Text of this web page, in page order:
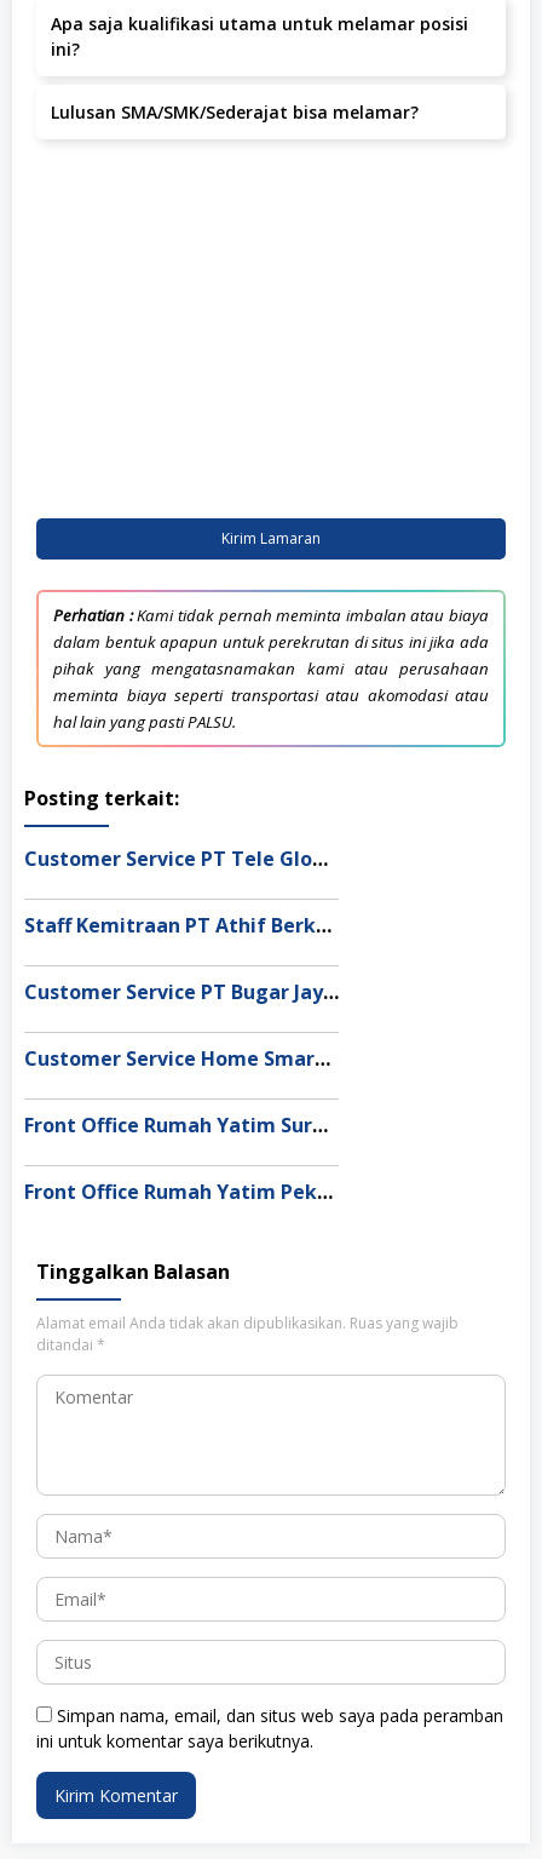
Apa saja kualifikasi utama untuk melamar posisi
ini?
pengalaman di bidang customer service adalah nilai
Lulusan SMA/SMK/Sederajat bisa melamar?
Kirim Lamaran
Perhatian :Kami tidak pernah meminta imbalan atau biaya
dalam bentuk apapun untuk perekrutan di situs ini jika ada
pihak yang mengatasnamakan kami atau perusahaan
meminta biaya seperti transportasi atau akomodasi atau
hal lain yang pasti PALSU.
Posting terkait:
Customer Service PT Tele Globe Global Bekasi
Staff Kemitraan PT Athif Berkah Indonesia Makassar
Customer Service PT Bugar Jaya Sentosa Bandung
Customer Service Home Smart Medan
Front Office Rumah Yatim Surabaya
Front Office Rumah Yatim Pekanbaru
Tinggalkan Balasan
Alamat email Anda tidak akan dipublikasikan. Ruas yang wajib
ditandai *
Simpan nama, email, dan situs web saya pada peramban
ini untuk komentar saya berikutnya.